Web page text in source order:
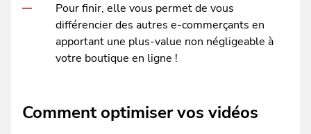
Pour finir, elle vous permet de vous
différencier des autres e-commerçants en
apportant une plus-value non négligeable à
votre boutique en ligne !
Comment optimiser vos vidéos